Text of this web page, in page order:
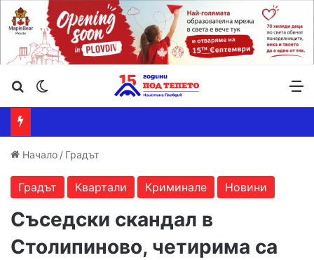
Търсене ...
Начало / Градът
Градът Квартали Криминале Новини
Съседски скандал в
Столипиново, четирима са